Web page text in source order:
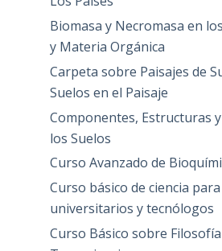
Biomasa y Necromasa en
y Materia Orgánica
Carpeta sobre Paisajes de
Suelos en el Paisaje
Componentes, Estructuras
los Suelos
Curso Avanzado de
Curso básico de ciencia
universitarios y tecnólogos
Curso Básico sobre